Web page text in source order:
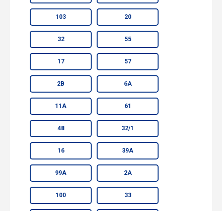
103 20
32 55
17 57
2В 6А
11А 61
48 32/1
16 39А
99А 2А
100 33